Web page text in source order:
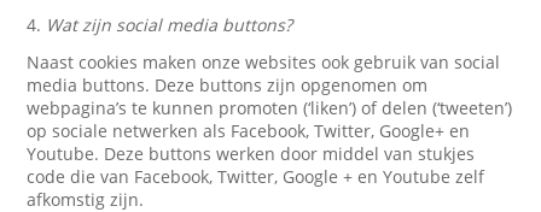
4. Wat zijn social media buttons?
Naast cookies maken onze websites ook gebruik van social
media buttons. Deze buttons zijn opgenomen om
webpagina’s te kunnen promoten (‘liken’) of delen (‘tweeten’)
op sociale netwerken als Facebook, Twitter, Google+ en
Youtube. Deze buttons werken door middel van stukjes
code die van Facebook, Twitter, Google + en Youtube zelf
afkomstig zijn.